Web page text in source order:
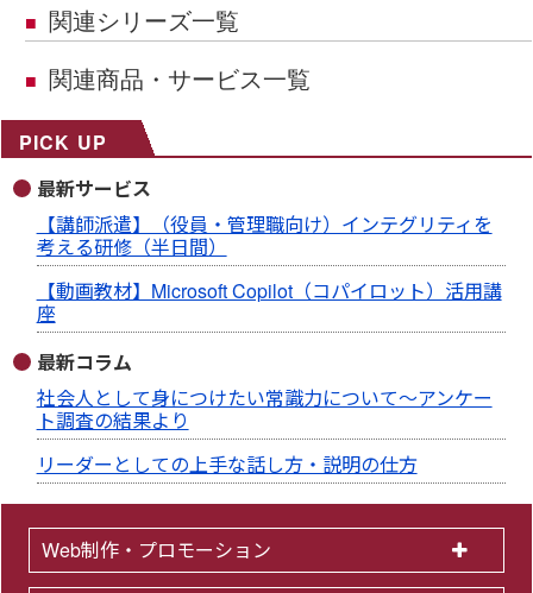
■ 関連シリーズ一覧
■ 関連商品・サービス一覧
PICK UP
最新サービス
【講師派遣】（役員・管理職向け）インテグリティを
考える研修（半日間）
【動画教材】Microsoft Copilot（コパイロット）活用講
座
最新コラム
社会人として身につけたい常識力について～アンケー
ト調査の結果より
リーダーとしての上手な話し方・説明の仕方
Web制作・プロモーション